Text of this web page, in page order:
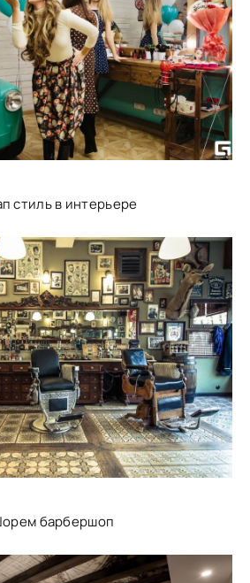
стиль в интерьере
барбершоп